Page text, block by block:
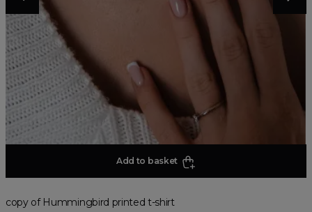
Add to basket
copy of Hummingbird printed t-shirt